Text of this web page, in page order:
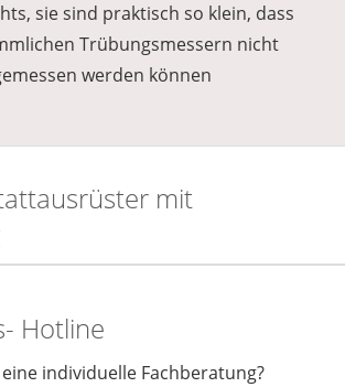
sie sind praktisch so klein, dass
Trübungsmessern nicht
werden können
mit
Hotline
individuelle Fachberatung?